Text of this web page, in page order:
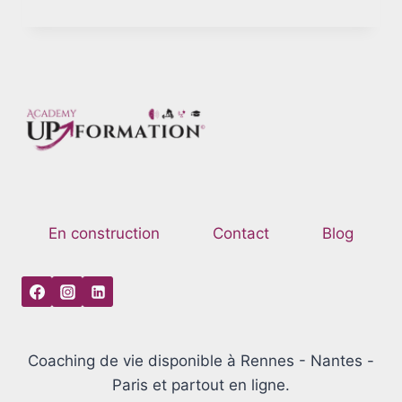
En construction Contact Blog
Coaching de vie disponible à Rennes - Nantes -
Paris et partout en ligne.